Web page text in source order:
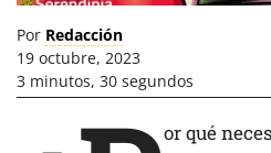
Por Redacción
19 octubre, 2023
3 minutos, 30 segundos
or qué